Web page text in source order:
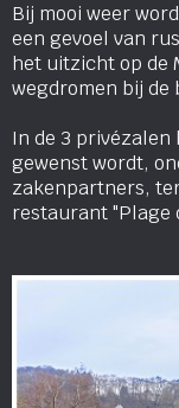
Bij mooi weer
een gevoel van
het uitzicht op de
wegdromen bij de
In de 3 privézalen
gewenst wordt,
zakenpartners,
restaurant "Plage